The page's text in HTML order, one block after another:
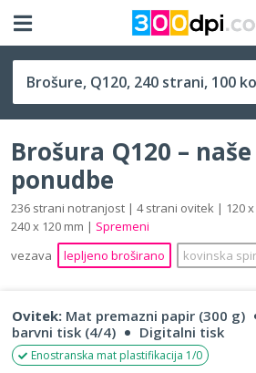
Q120 (120 x 120 mm)
Išči
Brošura Q120 –
ponudbe
236 strani notranjost | 4 strani ovitek | 120
240 x 120 mm | Spremeni
vezava
lepljeno broširano kovinska
Ovitek: Mat premazni papir (300 g)
barvni tisk (4/4)
Digitalni tisk
Enostranska mat plastifikacija 1/0